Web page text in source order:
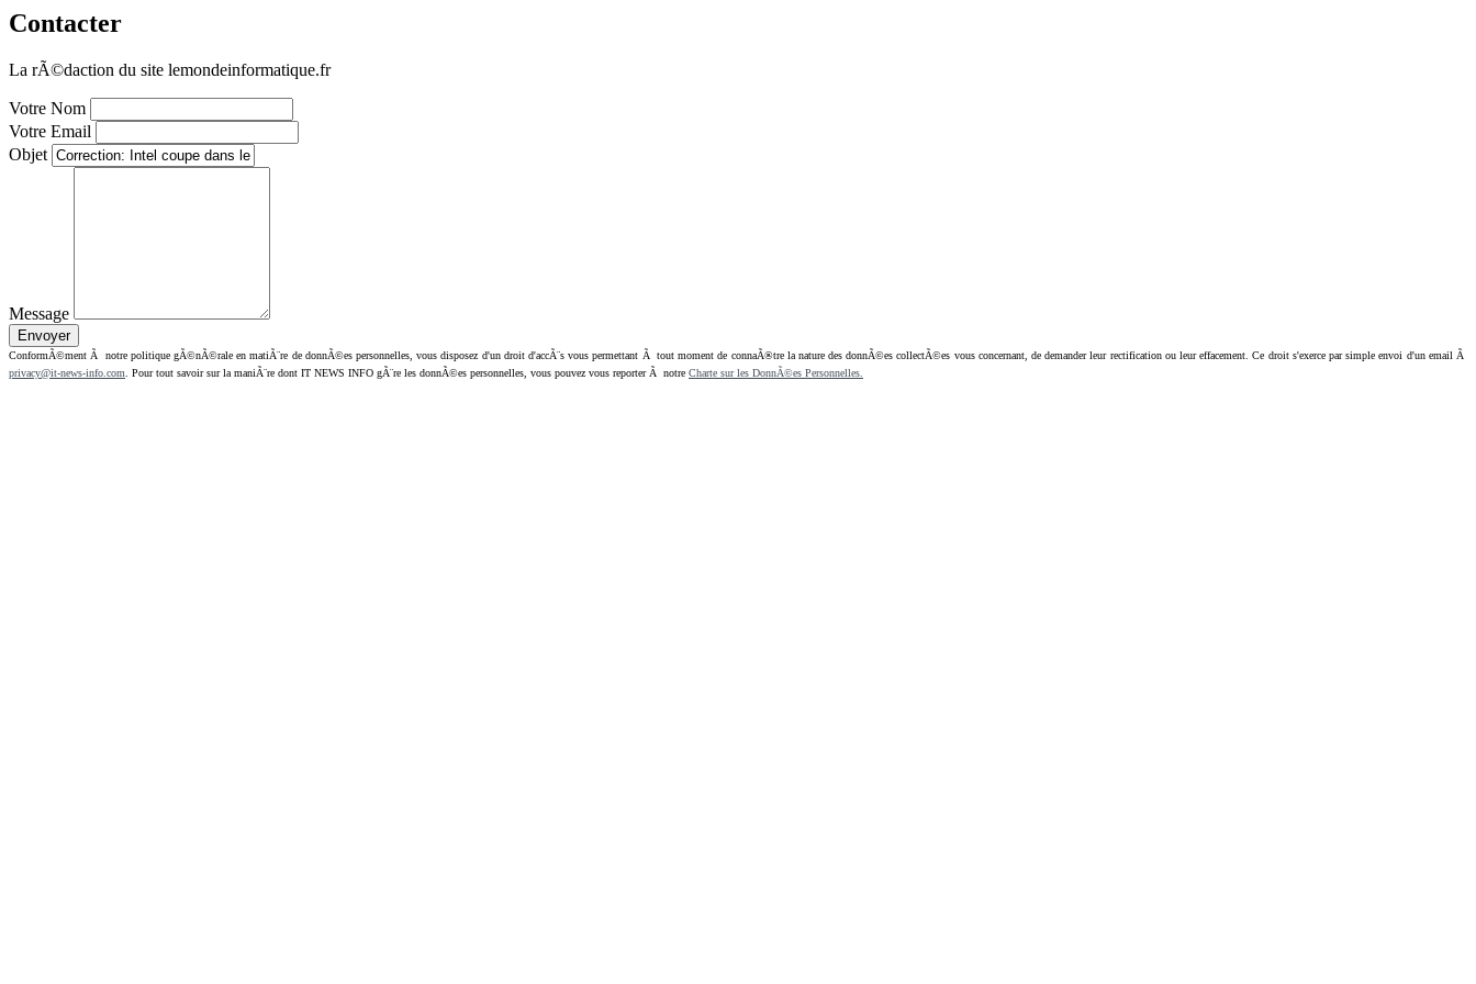
Contacter
La rÃ©daction du site lemondeinformatique.fr
Votre Nom
Votre Email
Objet
Message
ConformÃ©ment Ã notre politique gÃ©nÃ©rale en matiÃ¨re de donnÃ©es personnelles, vous disposez d'un droit d'accÃ¨s vous permettant Ã tout moment de connaÃ®tre la nature des donnÃ©es collectÃ©es vous concernant, de demander leur rectification ou leur effacement. Ce droit s'exerce par simple envoi d'un email Ã
privacy@it-news-info.com . Pour tout savoir sur la maniÃ¨re dont IT NEWS INFO gÃ¨re les donnÃ©es personnelles, vous pouvez vous reporter Ã notre Charte sur les DonnÃ©es Personnelles.